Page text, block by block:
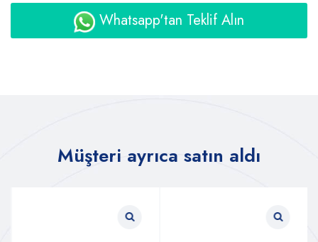
Whatsapp'tan Teklif Alın
Müşteri ayrıca satın aldı